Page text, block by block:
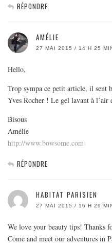
RÉPONDRE
AMÉLIE
27 MAI 2015 / 14 H 25
Hello,
Trop sympa ce petit article, il sent
Yves Rocher ! Le gel lavant à l’air
Bisous
Amélie
http://www.bowsome.com
RÉPONDRE
HABITAT PARISIEN
27 MAI 2015 / 16 H 29
We love your beauty tips! Thanks
Come and meet our adventures in